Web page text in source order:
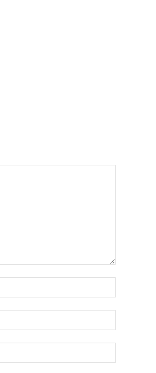
electrónico:
web: